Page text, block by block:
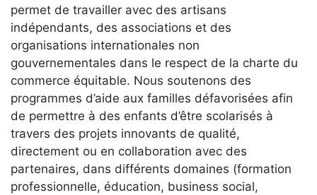
permet de travailler avec des artisans
indépendants, des associations et des
organisations internationales non
gouvernementales dans le respect de la charte du
commerce équitable. Nous soutenons des
programmes d’aide aux familles défavorisées afin
de permettre à des enfants d’être scolarisés à
travers des projets innovants de qualité,
directement ou en collaboration avec des
partenaires, dans différents domaines (formation
professionnelle, éducation, business social,